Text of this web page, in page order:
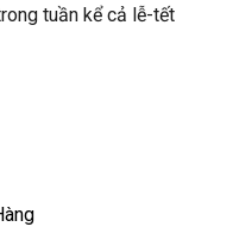
tuần kể cả lễ-tết